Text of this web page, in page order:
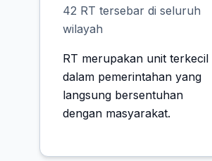
42 RT tersebar di seluruh
wilayah
RT merupakan unit terkecil
dalam pemerintahan yang
langsung bersentuhan
dengan masyarakat.